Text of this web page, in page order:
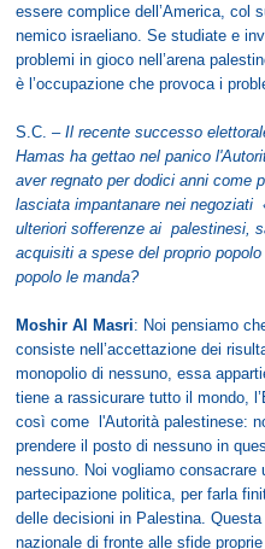
essere complice dell’America, col
nemico israeliano. Se studiate e
problemi in gioco nell’arena
è l’occupazione che provoca i
S.C. –Il recente successo
Hamas ha gettao nel panico
aver regnato per dodici anni come
lasciata impantanare nei negoziati
ulteriori sofferenze ai palestinesi,
acquisiti a spese del proprio
popolo le manda?
Moshir Al Masri: Noi pensiamo
consiste nell’accettazione dei
monopolio di nessuno, essa
tiene a rassicurare tutto il mondo,
così come l'Autorità palestinese:
prendere il posto di nessuno in
nessuno. Noi vogliamo consacrare
partecipazione politica, per farla
delle decisioni in Palestina.
nazionale di fronte alle sfide